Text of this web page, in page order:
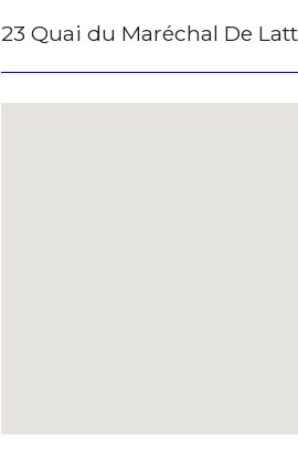
23 Quai du Maréchal De